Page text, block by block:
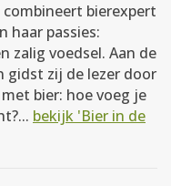
bierexpert
haar passies:
zalig voedsel. Aan de
gidst zij de lezer door
bier: hoe voeg je
bekijk 'Bier in de